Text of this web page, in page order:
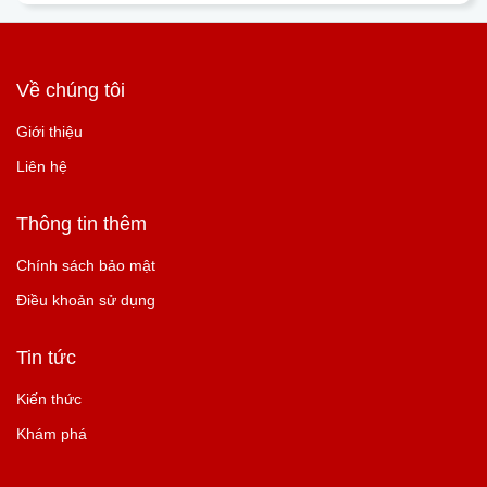
Về chúng tôi
Giới thiệu
Liên hệ
Thông tin thêm
Chính sách bảo mật
Điều khoản sử dụng
Tin tức
Kiến thức
Khám phá